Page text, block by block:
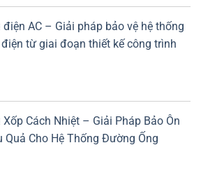
điện AC – Giải pháp bảo vệ hệ thống
từ giai đoạn thiết kế công trình
Xốp Cách Nhiệt – Giải Pháp Bảo Ôn
Quả Cho Hệ Thống Đường Ống